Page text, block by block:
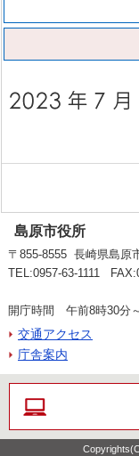
島原市役所
〒855-8555 長崎県島原
TEL:0957-63-1111
開庁時間 午前8時30分
交通アクセス
庁舎案内